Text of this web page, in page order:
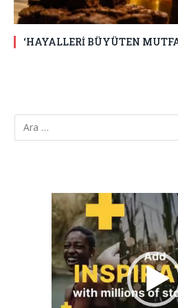
‘HAYALLERİ BÜYÜTEN
Video
oynatıcı